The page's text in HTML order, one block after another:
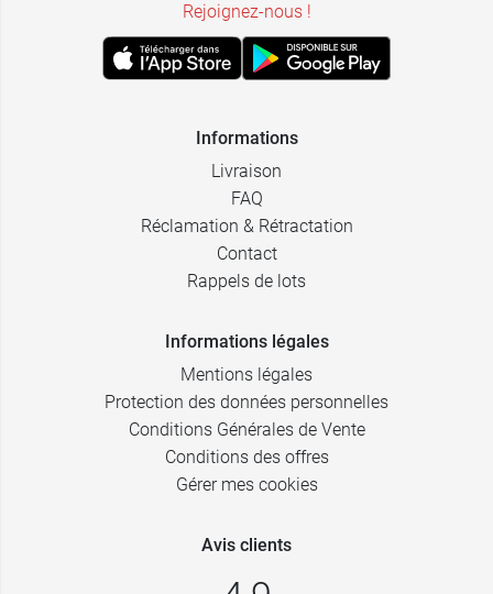
Rejoignez-nous !
Informations
Livraison
FAQ
Réclamation & Rétractation
Contact
Rappels de lots
Informations légales
Mentions légales
Protection des données personnelles
Conditions Générales de Vente
Conditions des offres
Gérer mes cookies
Avis clients